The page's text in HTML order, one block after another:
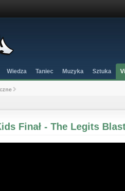
Wiedza Taniec Muzyka Sztuka
Finał - The Legits